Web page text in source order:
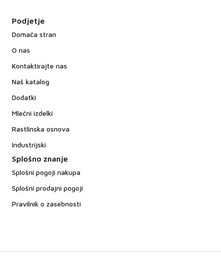
Podjetje
Domača stran
O nas
Kontaktirajte nas
Naš katalog
Dodatki
Mlečni izdelki
Rastlinska osnova
Industrijski
Splošno znanje
Splošni pogoji nakupa
Splošni prodajni pogoji
Pravilnik o zasebnosti